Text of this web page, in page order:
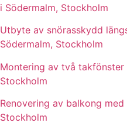
i Södermalm, Stockholm
Utbyte av snörasskydd
Södermalm, Stockholm
Montering av två takfönster
Stockholm
Renovering av balkong
Stockholm